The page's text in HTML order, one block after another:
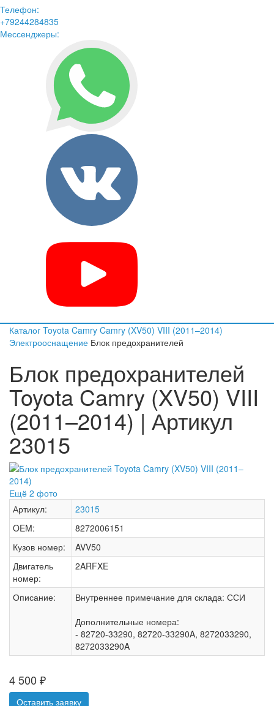
Телефон:
+79244284835
Мессенджеры:
Каталог Toyota Camry Camry (XV50) VIII (2011–2014)
Электрооснащение Блок предохранителей
Блок предохранителей
Toyota Camry (XV50) VIII
(2011–2014) | Артикул
23015
Ещё 2 фото
Артикул:
23015
OEM:
8272006151
Кузов номер:
AVV50
Двигатель
номер:
2ARFXE
Описание:
Внутреннее примечание для склада: ССИ
Дополнительные номера:
- 82720-33290, 82720-33290A, 8272033290,
8272033290A
4 500 ₽
Оставить заявку